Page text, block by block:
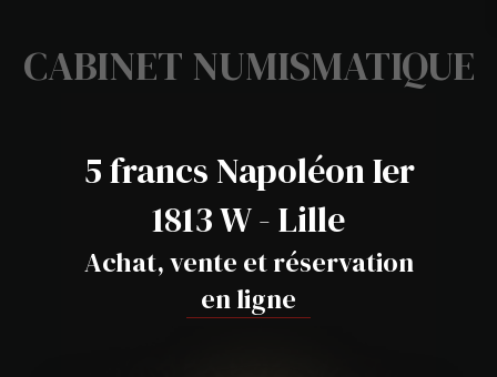
CABINET NUMISMATIQUE
5 francs Napoléon Ier
1813 W - Lille
Achat, vente et réservation
en ligne